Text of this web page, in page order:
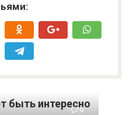
быть интересно
0